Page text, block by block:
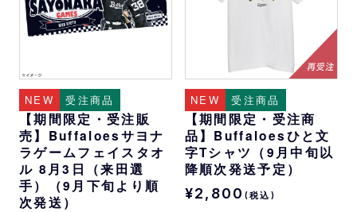
NEW 受注商品
【期間限定・受注販
売】Buffaloesサヨナ
ラゲームフェイスタオ
ル 8月3日（来田選
手）（9月下旬より順
次発送）
NEW 受注商品
【期間限定・受注商
品】Buffaloesひと文
字Tシャツ（9月中旬以
降順次発送予定）
¥2,800 (税込)